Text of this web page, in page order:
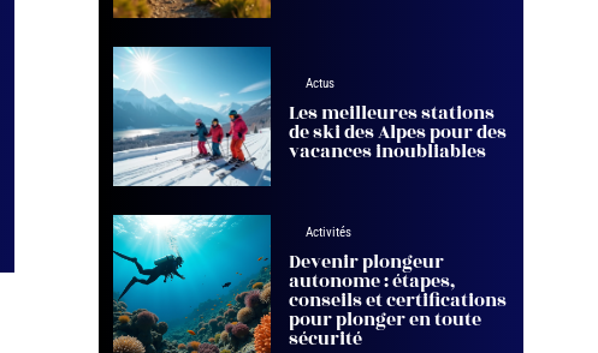
Actus
Les meilleures stations
de ski des Alpes pour des
vacances inoubliables
Activités
Devenir plongeur
autonome : étapes,
conseils et certifications
pour plonger en toute
sécurité